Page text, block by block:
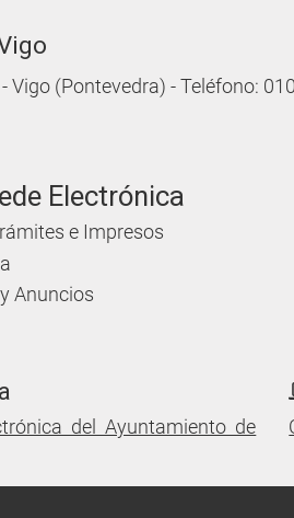
Vigo (Pontevedra) - Teléfono:
Electrónica
e Impresos
Anuncios
del Ayuntamiento de